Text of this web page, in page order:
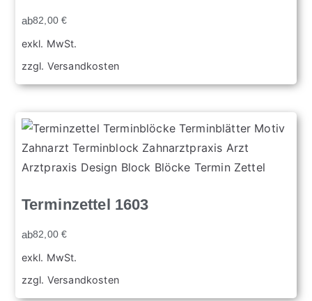
ab82,00€
exkl. MwSt.
zzgl. Versandkosten
Terminzettel 1603
ab82,00€
exkl. MwSt.
zzgl. Versandkosten